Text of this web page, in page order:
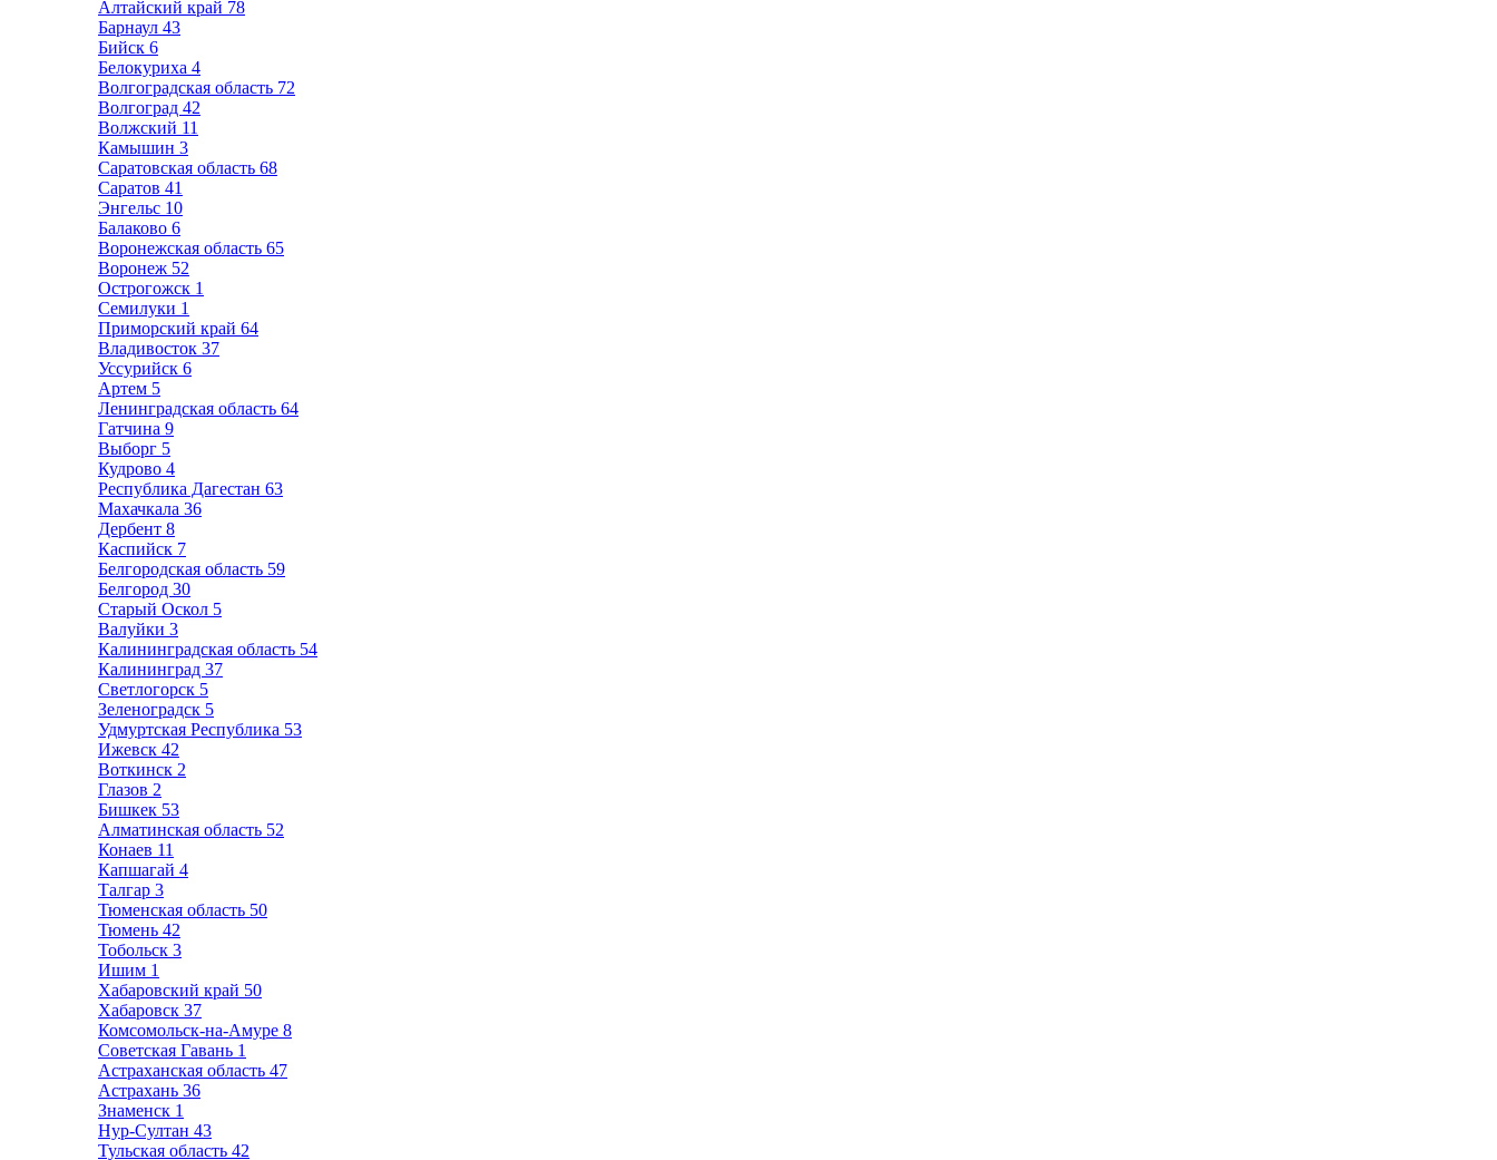
Алтайский край 78
Барнаул 43
Бийск 6
Белокуриха 4
Волгоградская область 72
Волгоград 42
Волжский 11
Камышин 3
Саратовская область 68
Саратов 41
Энгельс 10
Балаково 6
Воронежская область 65
Воронеж 52
Острогожск 1
Семилуки 1
Приморский край 64
Владивосток 37
Уссурийск 6
Артем 5
Ленинградская область 64
Гатчина 9
Выборг 5
Кудрово 4
Республика Дагестан 63
Махачкала 36
Дербент 8
Каспийск 7
Белгородская область 59
Белгород 30
Старый Оскол 5
Валуйки 3
Калининградская область 54
Калининград 37
Светлогорск 5
Зеленоградск 5
Удмуртская Республика 53
Ижевск 42
Воткинск 2
Глазов 2
Бишкек 53
Алматинская область 52
Конаев 11
Капшагай 4
Талгар 3
Тюменская область 50
Тюмень 42
Тобольск 3
Ишим 1
Хабаровский край 50
Хабаровск 37
Комсомольск-на-Амуре 8
Советская Гавань 1
Астраханская область 47
Астрахань 36
Знаменск 1
Нур-Султан 43
Тульская область 42